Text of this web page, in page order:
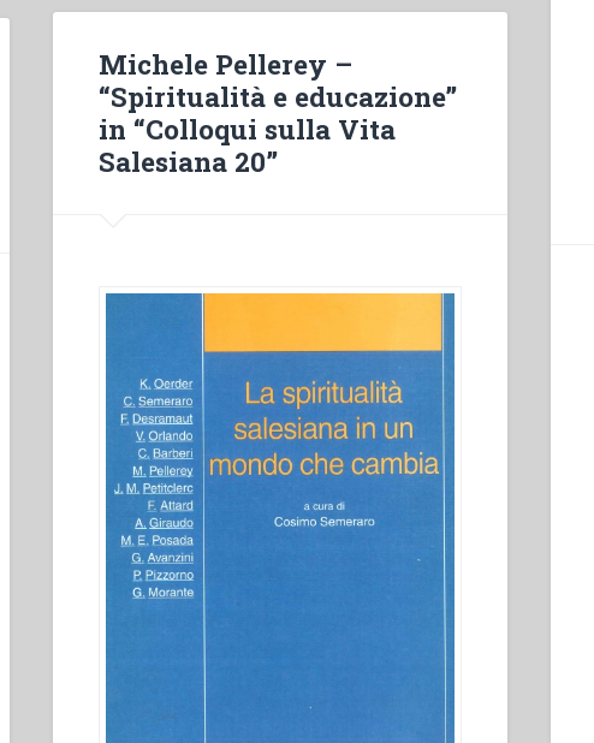
en
la
experiencia
salesiana”
Michele Pellerey –
“Spiritualità e educazione”
in “Colloqui sulla Vita
Salesiana 20”